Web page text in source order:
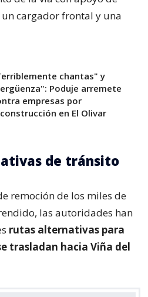
cargador frontal y una
chantas" y
Poduje arremete
empresas por
en El Olivar
de tránsito
remoción de los miles de
las autoridades han
rutas alternativas para
trasladan hacia Viña del